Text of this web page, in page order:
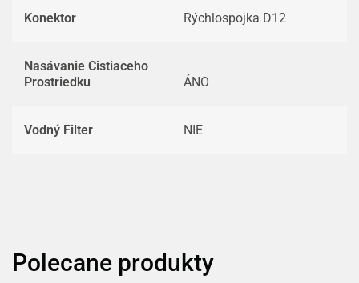
Konektor Rýchlospojka D12
Nasávanie Cistiaceho
Prostriedku
ÁNO
Vodný Filter NIE
Polecane produkty